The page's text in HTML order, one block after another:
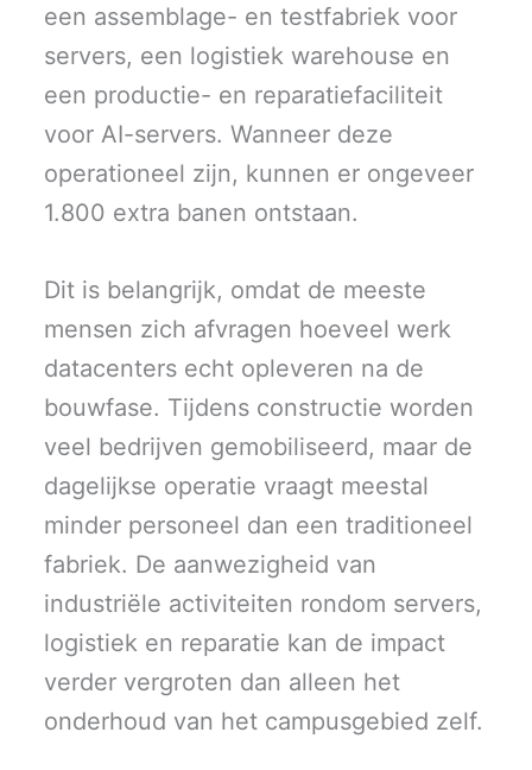
een assemblage- en testfabriek voor
servers, een logistiek warehouse en
een productie- en reparatiefaciliteit
voor AI-servers. Wanneer deze
operationeel zijn, kunnen er ongeveer
1.800 extra banen ontstaan.
Dit is belangrijk, omdat de meeste
mensen zich afvragen hoeveel werk
datacenters echt opleveren na de
bouwfase. Tijdens constructie worden
veel bedrijven gemobiliseerd, maar de
dagelijkse operatie vraagt meestal
minder personeel dan een traditioneel
fabriek. De aanwezigheid van
industriële activiteiten rondom servers,
logistiek en reparatie kan de impact
verder vergroten dan alleen het
onderhoud van het campusgebied zelf.